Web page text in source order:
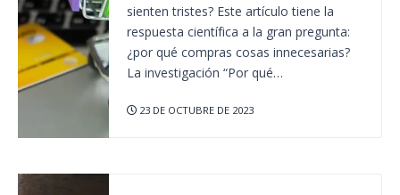
sienten tristes? Este artículo tiene la
respuesta científica a la gran pregunta:
¿por qué compras cosas innecesarias?
La investigación “Por qué…
23 DE OCTUBRE DE 2023